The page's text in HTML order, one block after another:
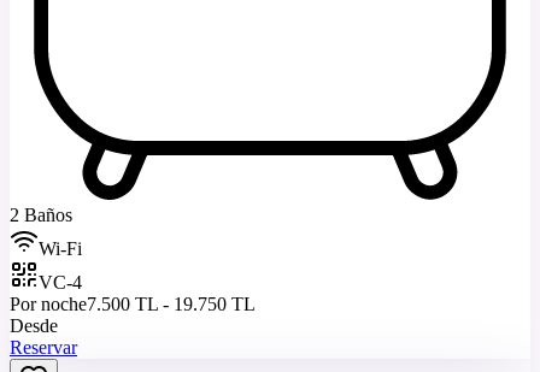
2 Baños
Wi-Fi
VC-4
Por noche7.500 TL - 19.750 TL
Desde
Reservar